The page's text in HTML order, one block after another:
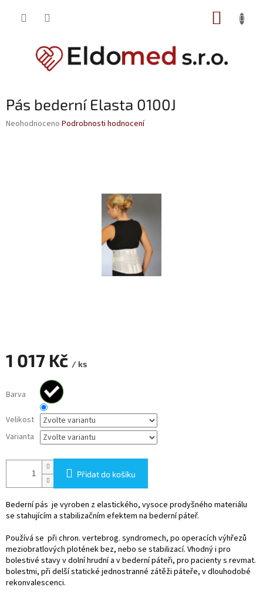
Pás bederní Elasta 0100J
Průměrné
Neohodnoceno Podrobnosti hodnocení
1 017 Kč / ks
cena:
Barva
Velikost
Varianta
Přidat do košíku
Bederní pás je vyroben z elastického, vysoce prodyšného materiálu
se stahujícím a stabilizačním efektem na bederní páteř.
Používá se při chron. vertebrog. syndromech, po operacích výhřezů
mezi­obratlových plotének bez, nebo se stabilizací. Vhodný i pro
bolestivé stavy v dolní hrudní a v bederní páteři, pro pacienty s revmat.
bolestmi, při delší statické jednostranné zátěži páteře, v dlouhodobé
rekonvalescenci.